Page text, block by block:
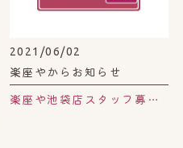
2021/06/02
楽座やからお知らせ
楽座や池袋店スタッフ募集☆